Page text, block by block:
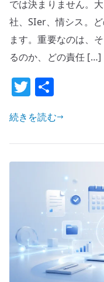
ニ
ア
が
く
企
業
の
理
想
イ
ー
では決まりません。
社、SIer、情シス。
ます。重要なのは、
るのか、どの責任 […]
T
w
it
te
r
続きを読む